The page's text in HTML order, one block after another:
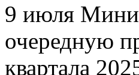
9 июля
очередную
квартала